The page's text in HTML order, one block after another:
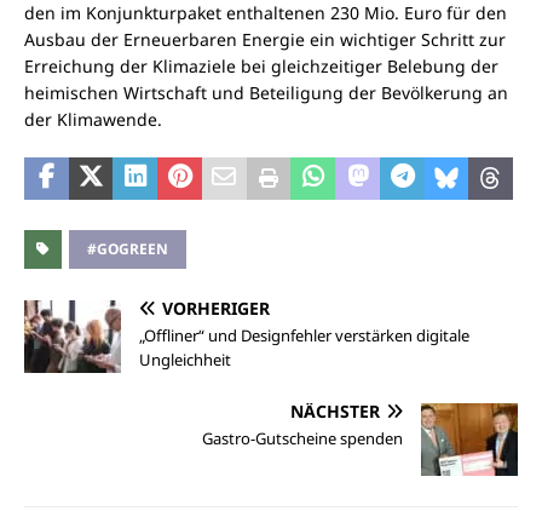
den im Konjunkturpaket enthaltenen 230 Mio. Euro für den
Ausbau der Erneuerbaren Energie ein wichtiger Schritt zur
Erreichung der Klimaziele bei gleichzeitiger Belebung der
heimischen Wirtschaft und Beteiligung der Bevölkerung an
der Klimawende.
#GOGREEN
VORHERIGER
„Offliner“ und Designfehler verstärken digitale
Ungleichheit
NÄCHSTER
Gastro-Gutscheine spenden